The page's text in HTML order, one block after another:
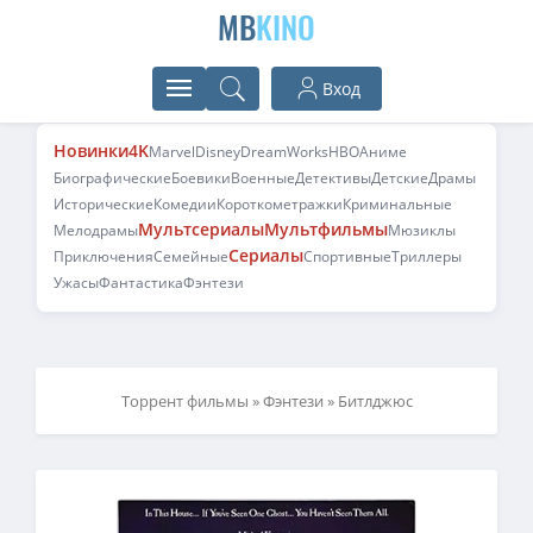
MBKINO
Вход
Новинки4KMarvelDisneyDreamWorksHBOАниме
БиографическиеБоевикиВоенныеДетективыДетскиеДрамы
ИсторическиеКомедииКороткометражкиКриминальные
МелодрамыМультсериалыМультфильмыМюзиклы
ПриключенияСемейныеСериалыСпортивныеТриллеры
УжасыФантастикаФэнтези
Торрент фильмы »Фэнтези » Битлджюс